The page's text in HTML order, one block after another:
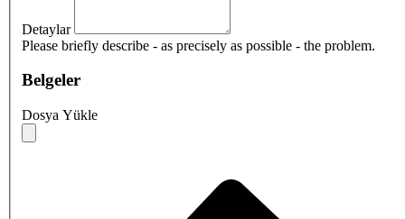
Detaylar
Please briefly describe - as precisely as possible - the problem.
Belgeler
Dosya Yükle